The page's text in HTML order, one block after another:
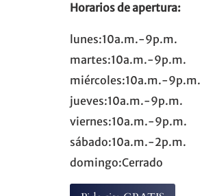
Horarios de apertura:
lunes:10a.m.-9p.m.
martes:10a.m.-9p.m.
miércoles:10a.m.-9p.m.
jueves:10a.m.-9p.m.
viernes:10a.m.-9p.m.
sábado:10a.m.-2p.m.
domingo:Cerrado